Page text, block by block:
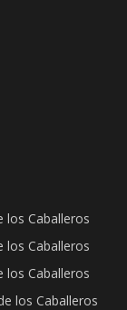
los Caballeros
los Caballeros
los Caballeros
los Caballeros